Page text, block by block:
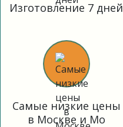
Изготовление 7 дней
Самые низкие цены
в Москве и Мо